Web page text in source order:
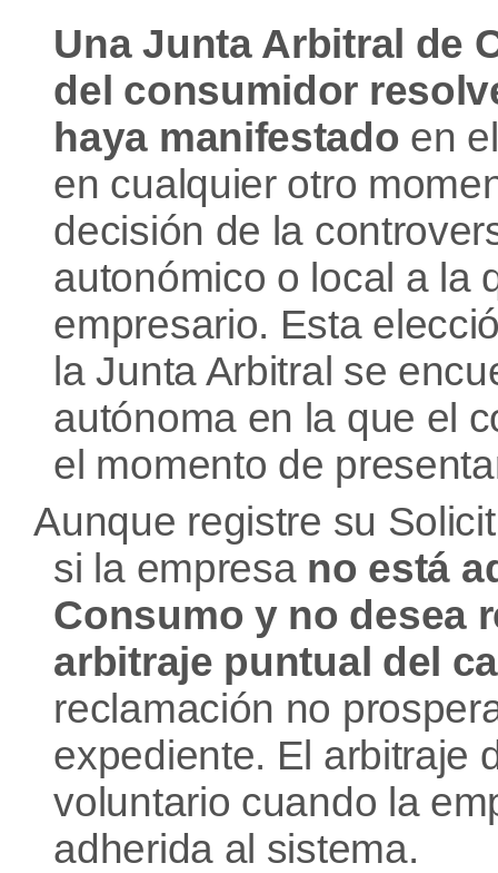
Una Junta Arbitral de
del consumidor
haya manifestado en
en cualquier otro
decisión de la
autonómico o local a la
empresario. Esta
la Junta Arbitral se
autónoma en la que el
el momento de
Aunque registre su
si la empresa no está
Consumo y no desea
arbitraje puntual del
reclamación no
expediente. El arbitraje
voluntario cuando la
adherida al sistema.